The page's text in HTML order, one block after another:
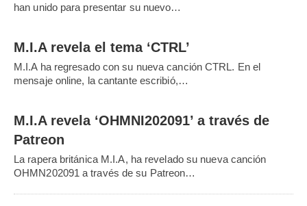
han unido para presentar su nuevo…
M.I.A revela el tema ‘CTRL’
M.I.A ha regresado con su nueva canción CTRL. En el
mensaje online, la cantante escribió,…
M.I.A revela ‘OHMNI202091’ a través de
Patreon
La rapera británica M.I.A, ha revelado su nueva canción
OHMN202091 a través de su Patreon…